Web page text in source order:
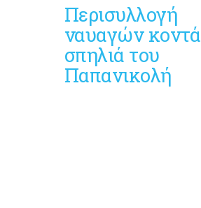
Περισυλλογή
ναυαγών
σπηλιά του
Παπανικολή